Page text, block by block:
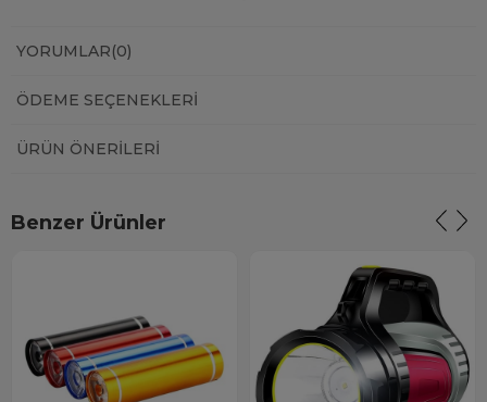
YORUMLAR(0)
ÖDEME SEÇENEKLERI
ÜRÜN ÖNERILERI
Benzer Ürünler